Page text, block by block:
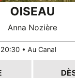
OISEAU
Anna Nozière
20:30 •Au Canal